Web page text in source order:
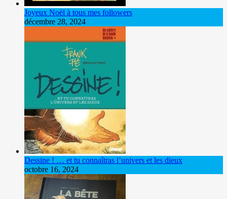
Joyeux Noël à tous mes followers
décembre 28, 2024
Dessine ! … et tu connaîtras l’univers et les dieux
octobre 16, 2024